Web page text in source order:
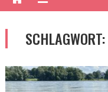
SCHLAGWORT: